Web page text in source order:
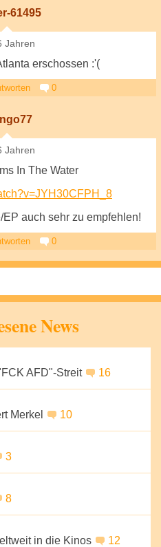
61495
Jahren
erschossen :'(
0
Jahren
In The Water
auch sehr zu empfehlen!
0
News
AFD"-Streit
16
Merkel
10
3
8
in die Kinos
12